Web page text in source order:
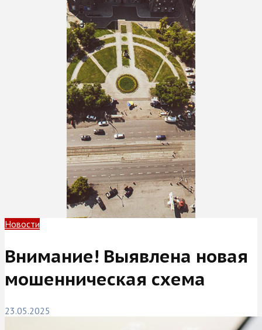
Новости
Внимание! Выявлена новая
мошенническая схема
23.05.2025